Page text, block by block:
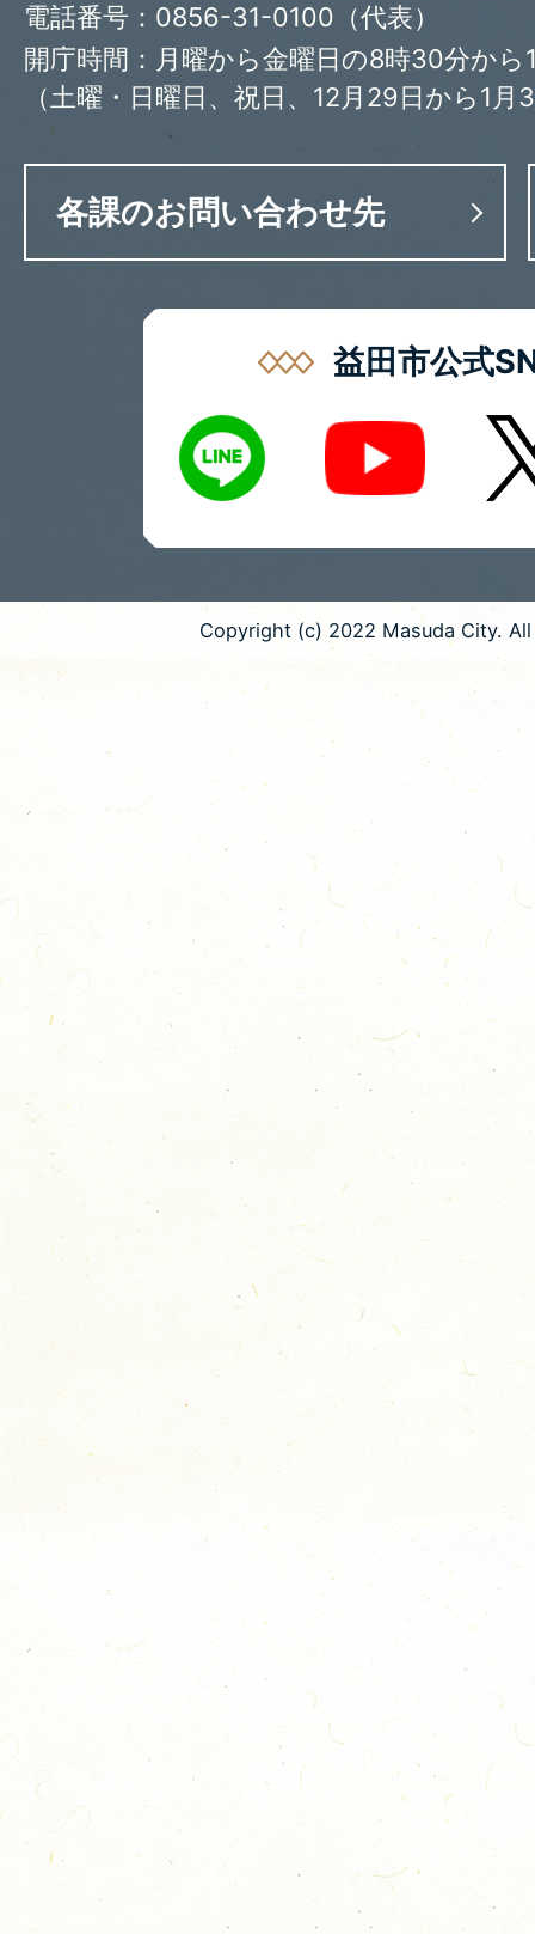
電話番号：0856-31-0100（代表）
開庁時間：月曜から金曜日の8時30分から
（土曜・日曜日、祝日、12月29日から1月
各課のお問い合わせ先
益田市公式
LINE
Youtube X
Copyright (c) 2022 Masuda City.